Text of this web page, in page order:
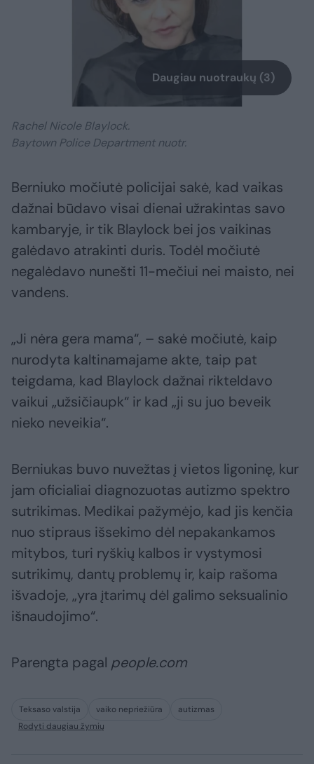
Daugiau nuotraukų (3)
Rachel Nicole Blaylock.
Baytown Police Department nuotr.
Berniuko močiutė policijai sakė, kad vaikas
dažnai būdavo visai dienai užrakintas savo
kambaryje, ir tik Blaylock bei jos vaikinas
galėdavo atrakinti duris. Todėl močiutė
negalėdavo nunešti 11-mečiui nei maisto, nei
vandens.
„Ji nėra gera mama“, – sakė močiutė, kaip
nurodyta kaltinamajame akte, taip pat
teigdama, kad Blaylock dažnai rikteldavo
vaikui „užsičiaupk“ ir kad „ji su juo beveik
nieko neveikia“.
Berniukas buvo nuvežtas į vietos ligoninę, kur
jam oficialiai diagnozuotas autizmo spektro
sutrikimas. Medikai pažymėjo, kad jis kenčia
nuo stipraus išsekimo dėl nepakankamos
mitybos, turi ryškių kalbos ir vystymosi
sutrikimų, dantų problemų ir, kaip rašoma
išvadoje, „yra įtarimų dėl galimo seksualinio
išnaudojimo“.
Parengta pagal people.com
Teksaso valstija vaiko nepriežiūra
autizmas
Rodyti daugiau žymių